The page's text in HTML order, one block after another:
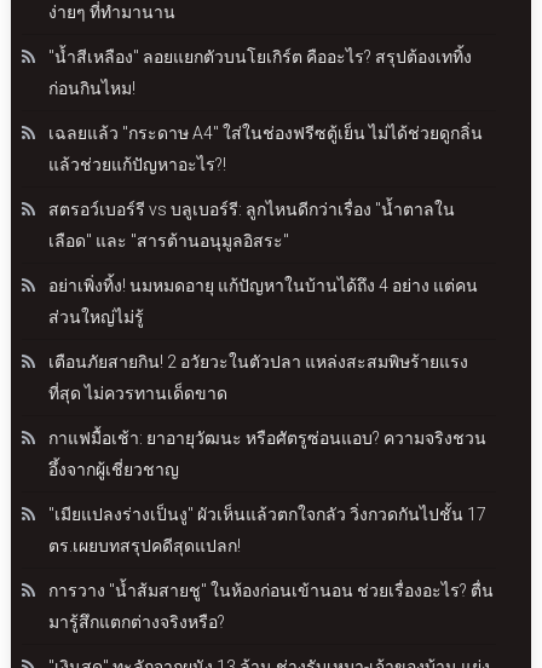
ง่ายๆ ที่ทำมานาน
"น้ำสีเหลือง" ลอยแยกตัวบนโยเกิร์ต คืออะไร? สรุปต้องเททิ้ง
ก่อนกินไหม!
เฉลยแล้ว "กระดาษ A4" ใส่ในช่องฟรีซตู้เย็น ไม่ได้ช่วยดูกลิ่น
แล้วช่วยแก้ปัญหาอะไร?!
สตรอว์เบอร์รี vs บลูเบอร์รี: ลูกไหนดีกว่าเรื่อง "น้ำตาลใน
เลือด" และ "สารต้านอนุมูลอิสระ"
อย่าเพิ่งทิ้ง! นมหมดอายุ แก้ปัญหาในบ้านได้ถึง 4 อย่าง แต่คน
ส่วนใหญ่ไม่รู้
เตือนภัยสายกิน! 2 อวัยวะในตัวปลา แหล่งสะสมพิษร้ายแรง
ที่สุด ไม่ควรทานเด็ดขาด
กาแฟมื้อเช้า: ยาอายุวัฒนะ หรือศัตรูซ่อนแอบ? ความจริงชวน
อึ้งจากผู้เชี่ยวชาญ
"เมียแปลงร่างเป็นงู" ผัวเห็นแล้วตกใจกลัว วิ่งกวดกันไปชั้น 17
ตร.เผยบทสรุปคดีสุดแปลก!
การวาง "น้ำส้มสายชู" ในห้องก่อนเข้านอน ช่วยเรื่องอะไร? ตื่น
มารู้สึกแตกต่างจริงหรือ?